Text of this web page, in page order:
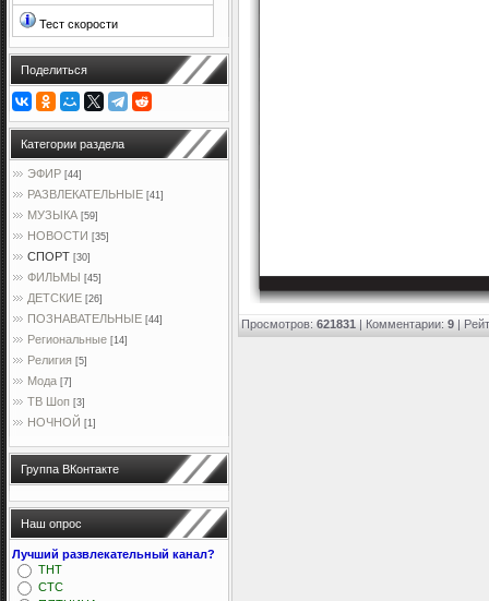
Тест скорости
Поделиться
Категории раздела
ЭФИР [44]
РАЗВЛЕКАТЕЛЬНЫЕ [41]
МУЗЫКА [59]
НОВОСТИ [35]
СПОРТ [30]
ФИЛЬМЫ [45]
ДЕТСКИЕ [26]
ПОЗНАВАТЕЛЬНЫЕ [44]
Региональные [14]
Религия [5]
Мода [7]
ТВ Шоп [3]
НОЧНОЙ [1]
Группа ВКонтакте
Наш опрос
Лучший развлекательный канал?
ТНТ
СТС
Просмотров: 621831 | Комментарии: 9 |